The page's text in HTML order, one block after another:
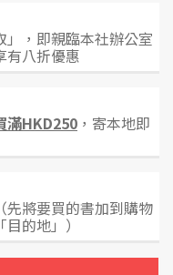
，即親臨本社辦公室
有八折優惠
滿HKD250 ，寄本地即
先將要買的書加到購物
的地」）